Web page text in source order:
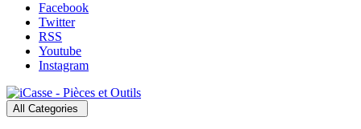
Facebook
Twitter
RSS
Youtube
Instagram
All Categories